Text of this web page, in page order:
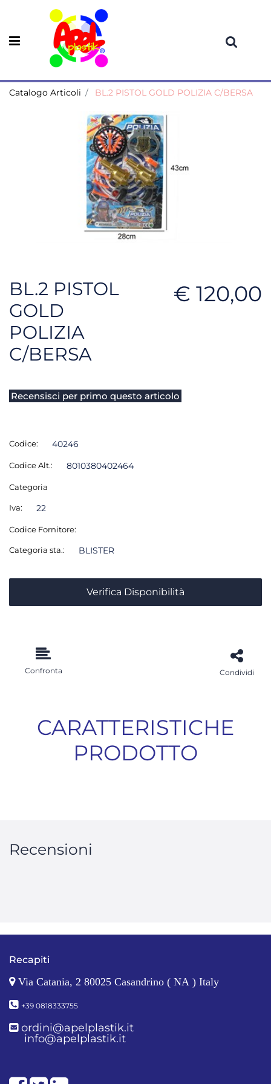
Open menu
Catalogo Articoli BL.2 PISTOL GOLD POLIZIA C/BERSA
BL.2 PISTOL
GOLD
POLIZIA
C/BERSA
€ 120,00
Recensisci per primo questo articolo
Codice: 40246
Codice Alt.: 8010380402464
Categoria
Iva: 22
Codice Fornitore:
Categoria sta.: BLISTER
Verifica Disponibilità
Confronta Condividi
CARATTERISTICHE
PRODOTTO
Recensioni
Recapiti
Via Catania, 2 80025 Casandrino ( NA ) Italy
+39 0818333755
ordini@apelplastik.it
info@apelplastik.it
Facebook
TwitterLinkedIn